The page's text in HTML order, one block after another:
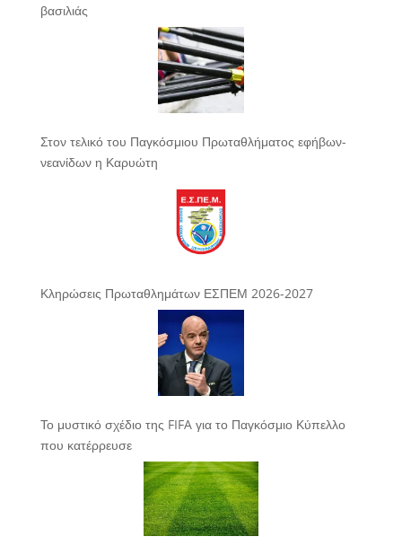
βασιλιάς
Στον τελικό του Παγκόσμιου Πρωταθλήματος εφήβων-
νεανίδων η Καρυώτη
Κληρώσεις Πρωταθλημάτων ΕΣΠΕΜ 2026-2027
Το μυστικό σχέδιο της FIFA για το Παγκόσμιο Κύπελλο
που κατέρρευσε